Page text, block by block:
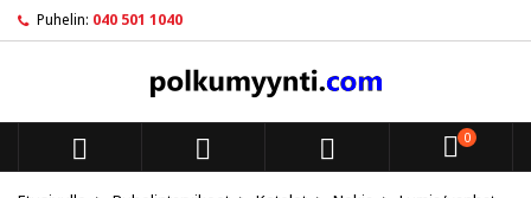
Puhelin: 040 501 1040
   0
My wishlists
add_circle_outline
Create new list
Luo toivelista
Toivelistan nimi
Kirjaudu sisään
Sinun pitää olla kirjautunut jotta voit lisätä tuotteita